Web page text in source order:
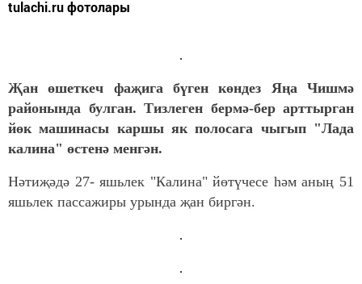
tulachi.ru фотолары
Җан өшеткеч фаҗига бүген көндез Яңа Чишмә
районында булган. Тизлеген бермә-бер арттырган
йөк машинасы каршы як полосага чыгып "Лада
калина" өстенә менгән.
Нәтиҗәдә 27- яшьлек "Калина" йөтүчесе һәм аның 51
яшьлек пассажиры урында җан биргән.